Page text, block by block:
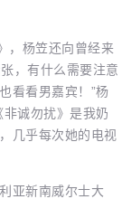
，杨笠还向曾经来
，有什么需要注意
看看男嘉宾！”杨
诚勿扰》是我奶
几乎每次她的电视
亚新南威尔士大